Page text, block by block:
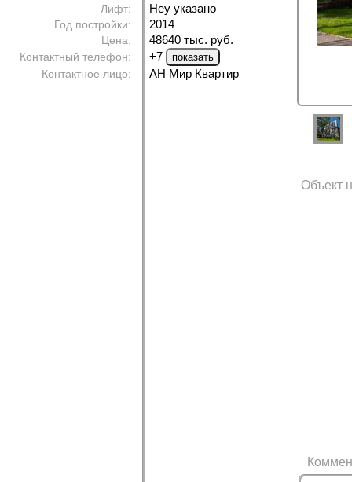
Лифт: Неу указано
Год постройки: 2014
Цена: 48640 тыс. руб.
Контактный телефон: +7
Контактное лицо: АН Мир Квартир
Объект